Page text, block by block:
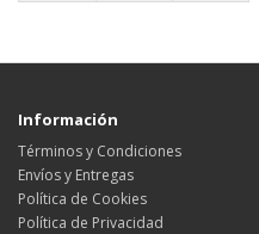
Información
Términos y Condiciones
Envíos y Entregas
Política de Cookies
Política de Privacidad